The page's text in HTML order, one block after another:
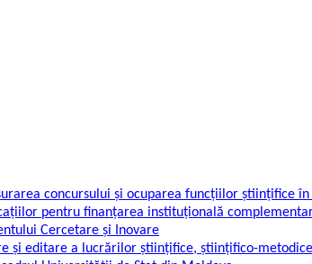
concursului și ocuparea funcțiilor științifice în
pentru finanțarea instituțională
Cercetare și Inovare
și editare a lucrărilor științifice, științifico-